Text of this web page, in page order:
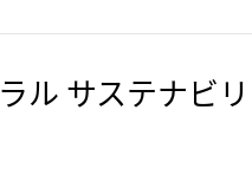
ル サステナビ